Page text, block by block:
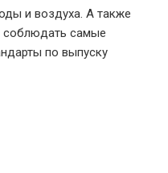
и воздуха. А также
соблюдать самые
по выпуску